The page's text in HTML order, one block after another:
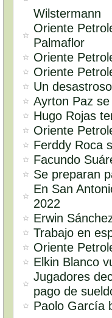
Wilstermann
Oriente
Palmaflor
Oriente
Oriente
Un
Ayrton Paz
Hugo Rojas
Oriente
Ferddy Roca
Facundo
Se preparan
En San
2022
Erwin
Trabajo en
Oriente
Elkin Blanco
Jugadores
pago de
Paolo García